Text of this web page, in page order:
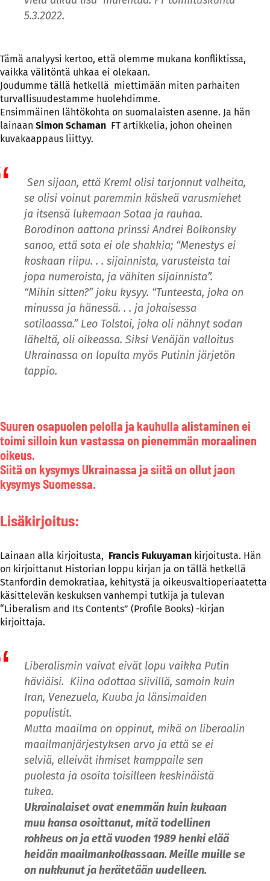
5.3.2022.
Tämä analyysi kertoo, että olemme mukana konfliktissa,
vaikka välitöntä uhkaa ei olekaan.
Joudumme tällä hetkellä miettimään miten parhaiten
turvallisuudestamme huolehdimme.
Ensimmäinen lähtökohta on suomalaisten asenne. Ja hän
lainaan Simon Schaman FT artikkelia, johon oheinen
kuvakaappaus liittyy.
Sen sijaan, että Kreml olisi tarjonnut valheita,
se olisi voinut paremmin käskeä varusmiehet
ja itsensä lukemaan Sotaa ja rauhaa.
Borodinon aattona prinssi Andrei Bolkonsky
sanoo, että sota ei ole shakkia; “Menestys ei
koskaan riipu. . . sijainnista, varusteista tai
jopa numeroista, ja vähiten sijainnista”.
“Mihin sitten?” joku kysyy. “Tunteesta, joka on
minussa ja hänessä. . . ja jokaisessa
sotilaassa.” Leo Tolstoi, joka oli nähnyt sodan
läheltä, oli oikeassa. Siksi Venäjän valloitus
Ukrainassa on lopulta myös Putinin järjetön
tappio.
Suuren osapuolen pelolla ja kauhulla alistaminen ei
toimi silloin kun vastassa on pienemmän moraalinen
oikeus.
Siitä on kysymys Ukrainassa ja siitä on ollut jaon
kysymys Suomessa.
Lisäkirjoitus:
Lainaan alla kirjoitusta, Francis Fukuyaman kirjoitusta. Hän
on kirjoittanut Historian loppu kirjan ja on tällä hetkellä
Stanfordin demokratiaa, kehitystä ja oikeusvaltioperiaatetta
käsittelevän keskuksen vanhempi tutkija ja tulevan
“Liberalism and Its Contents” (Profile Books) -kirjan
kirjoittaja.
Liberalismin vaivat eivät lopu vaikka Putin
häviäisi. Kiina odottaa siivillä, samoin kuin
Iran, Venezuela, Kuuba ja länsimaiden
populistit.
Mutta maailma on oppinut, mikä on liberaalin
maailmanjärjestyksen arvo ja että se ei
selviä, elleivät ihmiset kamppaile sen
puolesta ja osoita toisilleen keskinäistä
tukea.
Ukrainalaiset ovat enemmän kuin kukaan
muu kansa osoittanut, mitä todellinen
rohkeus on ja että vuoden 1989 henki elää
heidän maailmankolkassaan. Meille muille se
on nukkunut ja herätetään uudelleen.